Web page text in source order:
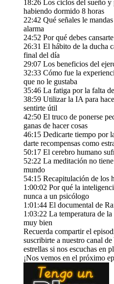
18:26 Los ciclos del sueño y
habiendo dormido 8 horas
22:42 Qué señales le
alarma
24:52 Por qué debes
26:31 El hábito de la ducha
final del día
29:07 Los beneficios del
32:33 Cómo fue la
que no le gustaba
35:46 La fatiga por la falta
38:59 Utilizar la IA para
sentirte útil
42:50 El truco de ponerse
ganas de hacer cosas
46:15 Dedicarte tiempo por
darte recompensas como
50:17 El cerebro humano
52:22 La meditación no
mundo
54:15 Recapitulación de los
1:00:02 Por qué la
nunca a un psicólogo
1:01:44 El documental de
1:03:22 La temperatura de
muy bien
Recuerda compartir el
suscribirte a nuestro canal
estrellas si nos escuchas en
¡Nos vemos en el próximo